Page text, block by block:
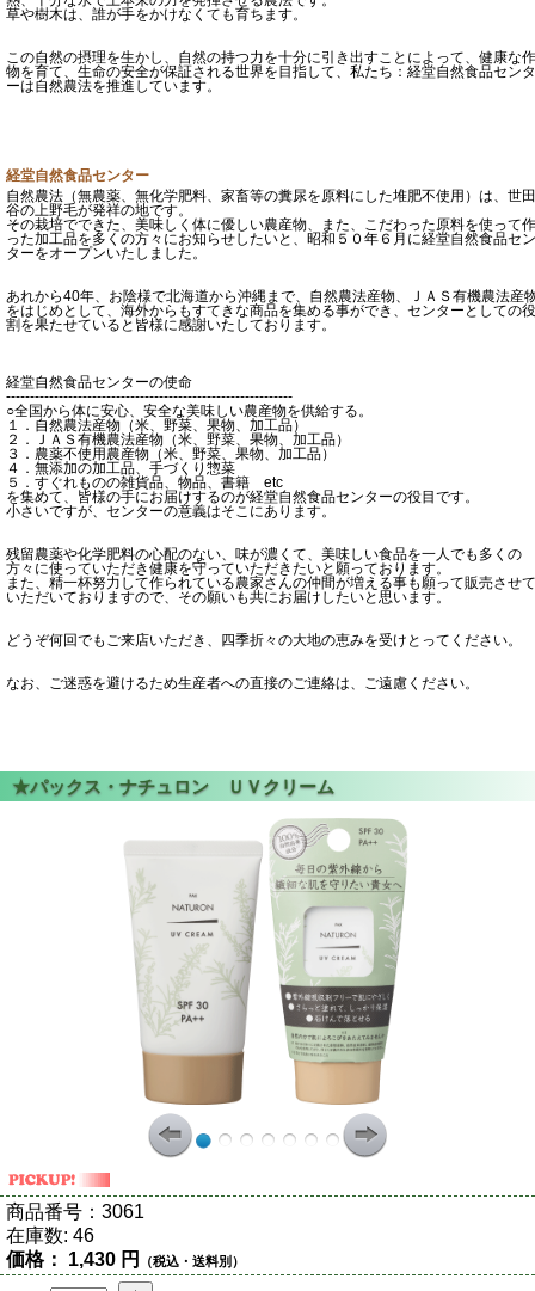
草や樹木は、誰が手をかけなくても育ちます。
この自然の摂理を生かし、自然の持つ力を十分に引き出すことによって、健康な作
物を育て、生命の安全が保証される世界を目指して、私たち：経堂自然食品センタ
ーは自然農法を推進しています。
経堂自然食品センター
自然農法（無農薬、無化学肥料、家畜等の糞尿を原料にした堆肥不使用）は、世田
谷の上野毛が発祥の地です。
その栽培でできた、美味しく体に優しい農産物、また、こだわった原料を使って作
った加工品を多くの方々にお知らせしたいと、昭和５０年６月に経堂自然食品セン
ターをオープンいたしました。
あれから40年、お陰様で北海道から沖縄まで、自然農法産物、ＪＡＳ有機農法産
をはじめとして、海外からもすてきな商品を集める事ができ、センターとしての役
割を果たせていると皆様に感謝いたしております。
経堂自然食品センターの使命
------------------------------------------------------------
○全国から体に安心、安全な美味しい農産物を供給する。
１．自然農法産物（米、野菜、果物、加工品）
２．ＪＡＳ有機農法産物（米、野菜、果物、加工品）
３．農薬不使用農産物（米、野菜、果物、加工品）
４．無添加の加工品、手づくり惣菜
５．すぐれものの雑貨品、物品、書籍 etc
を集めて、皆様の手にお届けするのが経堂自然食品センターの役目です。
小さいですが、センターの意義はそこにあります。
残留農薬や化学肥料の心配のない、味が濃くて、美味しい食品を一人でも多くの
方々に使っていただき健康を守っていただきたいと願っております。
また、精一杯努力して作られている農家さんの仲間が増える事も願って販売させて
いただいておりますので、その願いも共にお届けしたいと思います。
どうぞ何回でもご来店いただき、四季折々の大地の恵みを受けとってください。
なお、ご迷惑を避けるため生産者への直接のご連絡は、ご遠慮ください。
商品番号： 3061
在庫数: 46
価格： 1,430 円 （税込・送料別）